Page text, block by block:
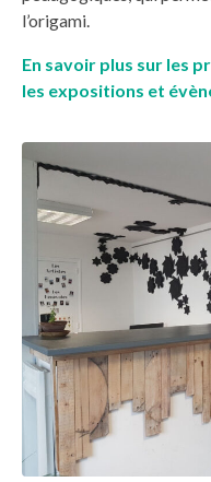
l’origami.
En savoir plus sur les
les expositions et